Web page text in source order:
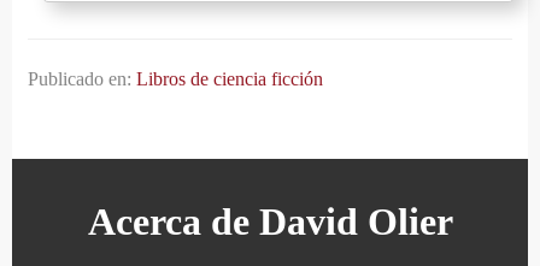
Publicado en:Libros de ciencia ficción
Acerca de David Olier